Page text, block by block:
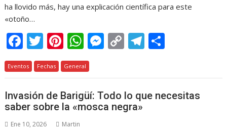
ha llovido más, hay una explicación científica para este
«otoño…
F
ac
e
b
o
o
T
w
itt
er
Pi
nt
er
e
st
W
h
at
s
A
M
ss
e
n
C
p
y
Li
T
e
gr
a
m
p
ar
Eventos Fechas General
Invasión de Barigüí: Todo lo que necesitas
saber sobre la «mosca negra»
Ene 10, 2026 Martin